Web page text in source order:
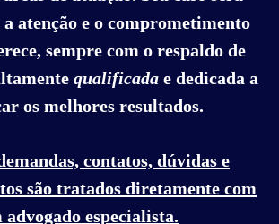
atenção e o comprometimento
sempre com o respaldo de
qualificada e dedicada a
os melhores resultados.
contatos, dúvidas e
são tratados diretamente com
advogado especialista.